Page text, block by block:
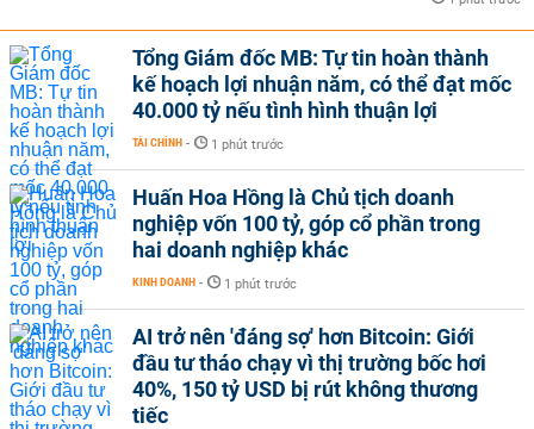
Tổng Giám đốc MB: Tự tin hoàn thành
kế hoạch lợi nhuận năm, có thể đạt mốc
40.000 tỷ nếu tình hình thuận lợi
TÀI CHÍNH - 1 phút trước
Huấn Hoa Hồng là Chủ tịch doanh
nghiệp vốn 100 tỷ, góp cổ phần trong
hai doanh nghiệp khác
KINH DOANH - 1 phút trước
AI trở nên 'đáng sợ' hơn Bitcoin: Giới
đầu tư tháo chạy vì thị trường bốc hơi
40%, 150 tỷ USD bị rút không thương
tiếc